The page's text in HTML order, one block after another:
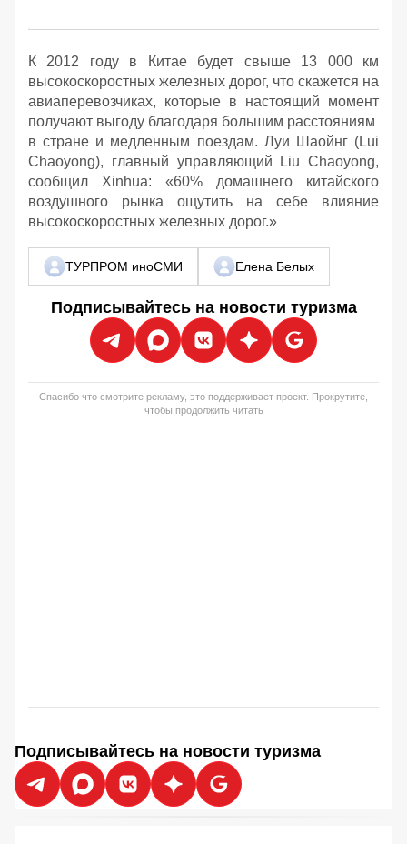
К 2012 году в Китае будет свыше 13 000 км
высокоскоростных железных дорог, что скажется на
авиаперевозчиках, которые в настоящий момент
получают выгоду благодаря большим расстояниям
в стране и медленным поездам. Луи Шаойнг (Lui
Chaoyong), главный управляющий Liu Chaoyong,
сообщил Xinhua: «60% домашнего китайского
воздушного рынка ощутить на себе влияние
высокоскоростных железных дорог.»
ТУРПРОМ иноСМИ Елена Белых
Подписывайтесь на новости туризма
Спасибо что смотрите рекламу, это поддерживает проект. Прокрутите,
чтобы продолжить читать
Подписывайтесь на новости туризма